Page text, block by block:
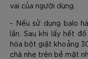
vai của người dùng.
- Nếu sử dụng balo
lần. Sau khi lấy hết
hòa bột giặt khoảng
chà nhẹ trên bề mặt